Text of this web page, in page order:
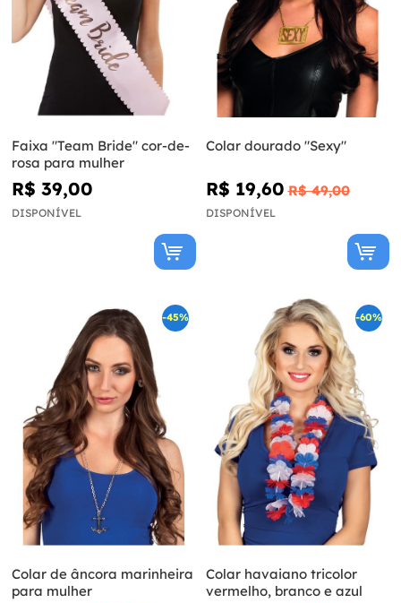
Faixa "Team Bride" cor-de-
rosa para mulher
R$ 39,00
DISPONÍVEL
Colar dourado "Sexy"
R$ 19,60 R$ 49,00
DISPONÍVEL
-45%
Colar de âncora marinheira
para mulher
-60%
Colar havaiano tricolor
vermelho, branco e azul